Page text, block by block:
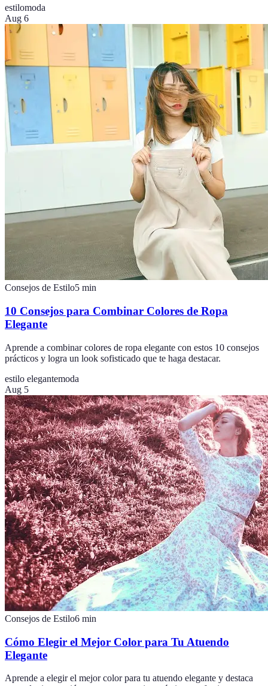
estilomoda
Aug 6
Consejos de Estilo5 min
10 Consejos para Combinar Colores de Ropa
Elegante
Aprende a combinar colores de ropa elegante con estos 10 consejos
prácticos y logra un look sofisticado que te haga destacar.
estilo elegantemoda
Aug 5
Consejos de Estilo6 min
Cómo Elegir el Mejor Color para Tu Atuendo
Elegante
Aprende a elegir el mejor color para tu atuendo elegante y destaca